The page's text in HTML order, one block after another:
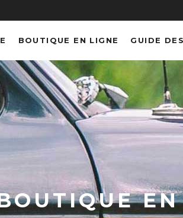
BOUTIQUE EN LIGNE GUIDE